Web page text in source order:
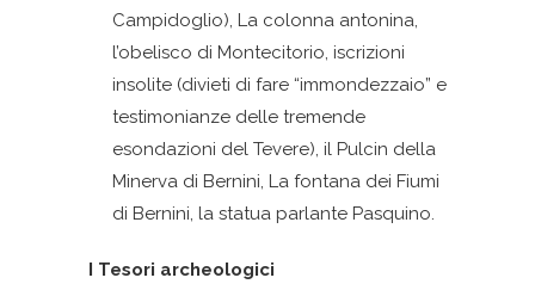
Campidoglio), La colonna antonina,
l’obelisco di Montecitorio, iscrizioni
insolite (divieti di fare “immondezzaio” e
testimonianze delle tremende
esondazioni del Tevere), il Pulcin della
Minerva di Bernini, La fontana dei Fiumi
di Bernini, la statua parlante Pasquino.
I Tesori archeologici